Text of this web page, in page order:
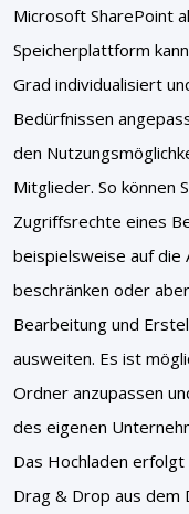
Microsoft SharePoint
Speicherplattform
Grad individualisiert
Bedürfnissen
den
Mitglieder. So können
Zugriffsrechte eines
beispielsweise auf die
beschränken oder
Bearbeitung und
ausweiten. Es ist
Ordner anzupassen
des eigenen
Das Hochladen
Drag & Drop aus